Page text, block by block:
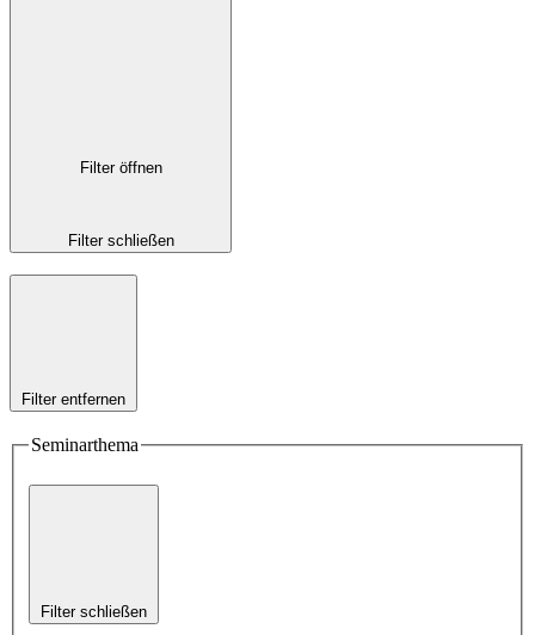
Filter öffnen
Filter schließen
Filter entfernen
Seminarthema
Filter schließen